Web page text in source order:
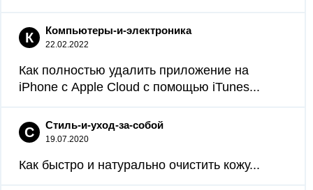
К Компьютеры-и-электроника
22.02.2022
Как полностью удалить приложение на
iPhone с Apple Cloud с помощью iTunes...
С Стиль-и-уход-за-собой
19.07.2020
Как быстро и натурально очистить кожу...